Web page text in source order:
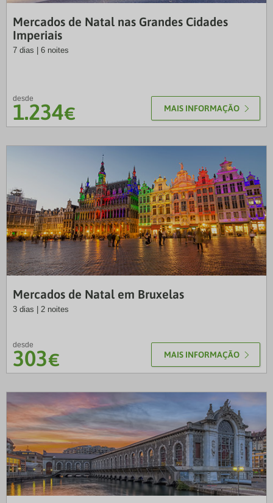
Mercados de Natal nas Grandes Cidades
Imperiais
7 dias | 6 noites
desde
1.234€ MAIS INFORMAÇÃO
Mercados de Natal em Bruxelas
3 dias | 2 noites
desde
303€ MAIS INFORMAÇÃO